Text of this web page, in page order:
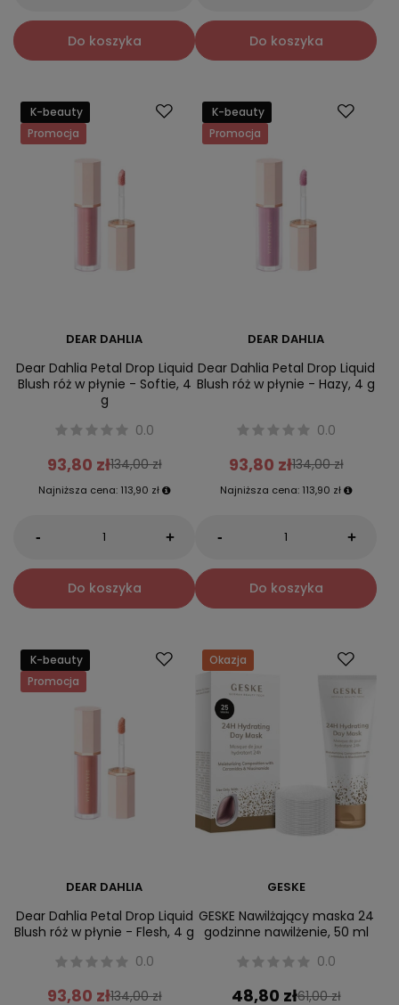
Do koszyka Do koszyka
K-beauty
Promocja
DEAR DAHLIA
Dear Dahlia Petal Drop Liquid
Blush róż w płynie - Softie, 4
g
0.0
93,80 zł134,00 zł
Najniższa cena: 113,90 zł
- +
Do koszyka
K-beauty
Promocja
DEAR DAHLIA
Dear Dahlia Petal Drop Liquid
Blush róż w płynie - Hazy, 4 g
0.0
93,80 zł134,00 zł
Najniższa cena: 113,90 zł
- +
Do koszyka
K-beauty
Promocja
DEAR DAHLIA
Dear Dahlia Petal Drop Liquid
Blush róż w płynie - Flesh, 4 g
0.0
93,80 zł134,00 zł
Okazja
GESKE
GESKE Nawilżający maska 24
godzinne nawilżenie, 50 ml
0.0
48,80 zł61,00 zł